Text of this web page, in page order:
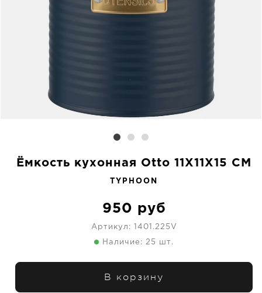
Ёмкость кухонная Otto 11X11X15 CM
TYPHOON
950 руб
Артикул: 1401.225V
Наличие: 25 шт.
В корзину